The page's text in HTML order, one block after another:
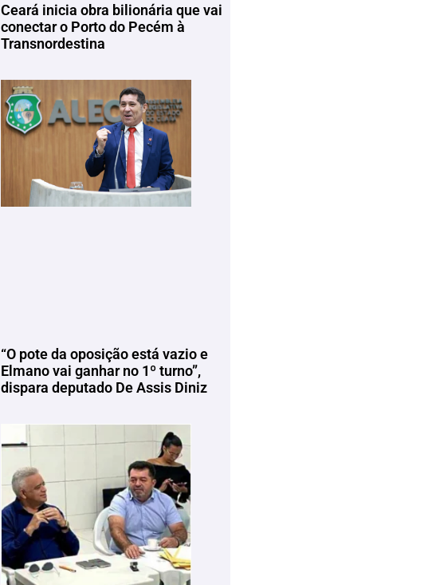
Ceará inicia obra bilionária que vai
conectar o Porto do Pecém à
Transnordestina
“O pote da oposição está vazio e
Elmano vai ganhar no 1º turno”,
dispara deputado De Assis Diniz